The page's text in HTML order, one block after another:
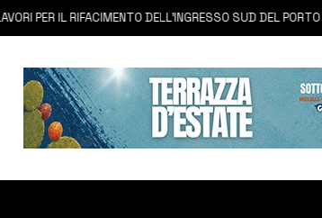
IL RIFACIMENTO DELL’INGRESSO SUD DEL PORTO